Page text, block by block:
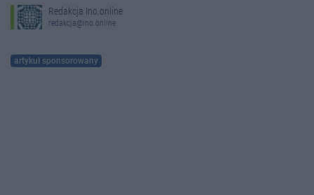
Redakcja Ino.online
redakcja@ino.online
artykuł sponsorowany